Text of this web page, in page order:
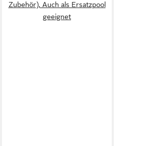
Zubehör), Auch als Ersatzpool
geeignet